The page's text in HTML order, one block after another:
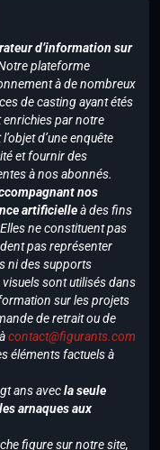
d’information sur
plateforme
à de nombreux
de casting ayant étés
par notre
d’une enquête
et fournir des
à nos abonnés.
nos
artificielleà des fins
ne constituent pas
pas représenter
ni des supports
sont utilisés dans
sur les projets
de retrait ou de
contact@figurants.com
éléments factuels à
ans avecla seule
arnaques aux
figure sur notre site,